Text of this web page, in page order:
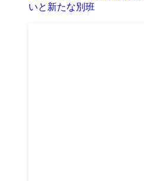
いと新たな別班